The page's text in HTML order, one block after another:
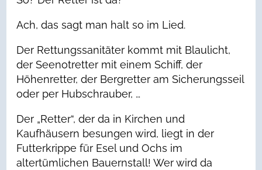
Ach, das sagt man halt so im Lied.
Der Rettungssanitäter kommt mit Blaulicht,
der Seenotretter mit einem Schiff, der
Höhenretter, der Bergretter am Sicherungsseil
oder per Hubschrauber, …
Der „Retter“, der da in Kirchen und
Kaufhäusern besungen wird, liegt in der
Futterkrippe für Esel und Ochs im
altertümlichen Bauernstall! Wer wird da